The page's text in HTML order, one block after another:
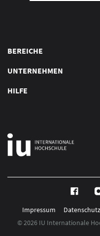
BEREICHE
UNTERNEHMEN
HILFE
Impressum
© 2026 IU Internationale